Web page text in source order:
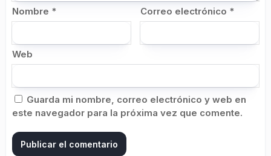
Nombre * Correo electrónico *
Web
Guarda mi nombre, correo electrónico y web en
este navegador para la próxima vez que comente.